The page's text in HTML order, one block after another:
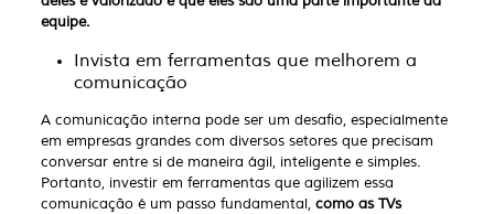
equipe.
Invista em ferramentas que melhorem a
comunicação
A comunicação interna pode ser um desafio, especialmente
em empresas grandes com diversos setores que precisam
conversar entre si de maneira ágil, inteligente e simples.
Portanto, investir em ferramentas que agilizem essa
comunicação é um passo fundamental, como as TVs